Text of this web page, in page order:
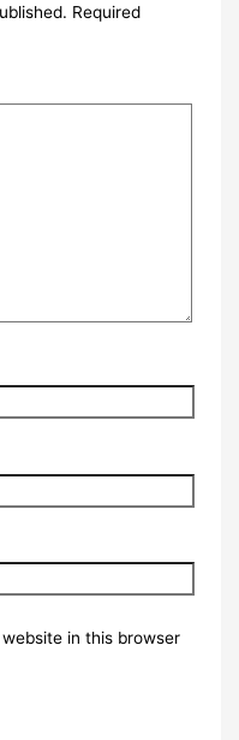
Required
in this browser